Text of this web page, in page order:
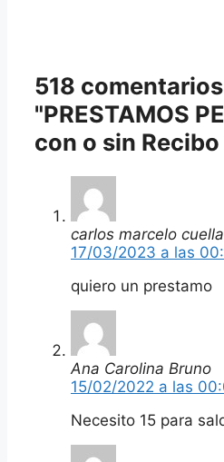
518
"PRESTAMOS
con o sin
carlos marcelo
17/03/2023 a las
quiero un prestamo
Ana Carolina Bruno
15/02/2022 a las
Necesito 15 para